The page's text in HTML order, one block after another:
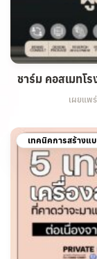
ชาร์ม คอสเมทโ
เผยแพ
เทคนิคการสร้างแ